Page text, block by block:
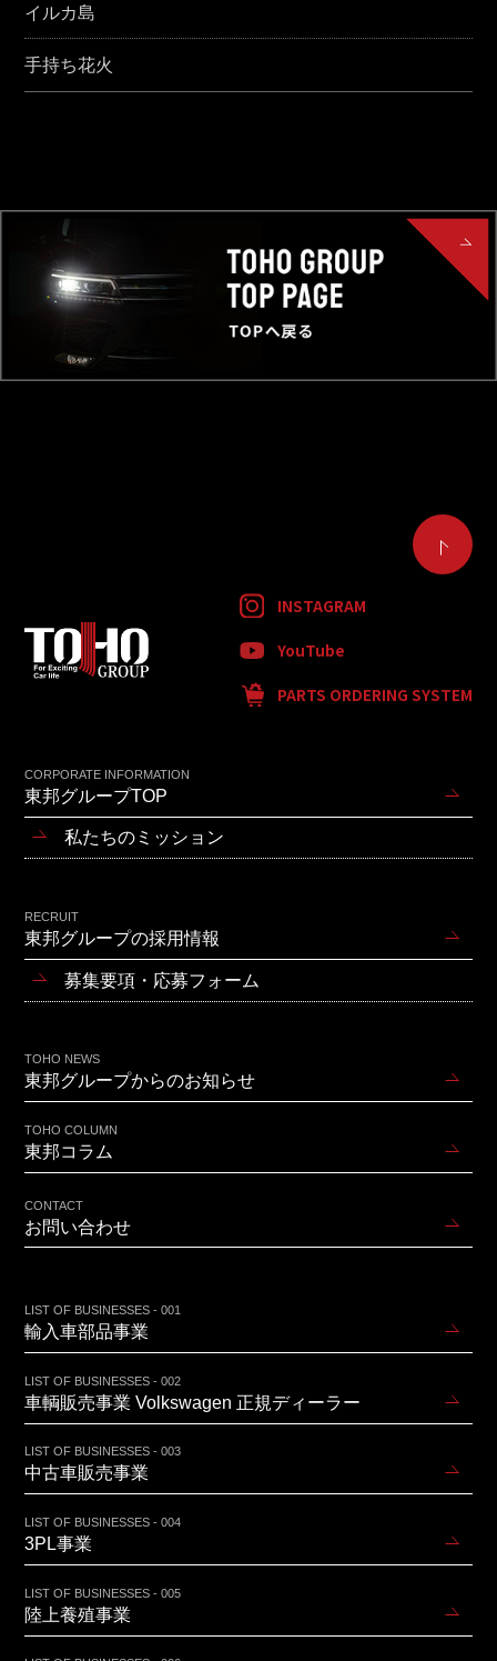
イルカ島
手持ち花火
INSTAGRAM
YouTube
PARTS ORDERING SYSTEM
CORPORATE INFORMATION
東邦グループTOP
私たちのミッション
RECRUIT
東邦グループの採用情報
募集要項・応募フォーム
TOHO NEWS
東邦グループからのお知らせ
TOHO COLUMN
東邦コラム
CONTACT
お問い合わせ
LIST OF BUSINESSES - 001
輸入車部品事業
LIST OF BUSINESSES - 002
車輌販売事業 Volkswagen 正規ディーラー
LIST OF BUSINESSES - 003
中古車販売事業
LIST OF BUSINESSES - 004
3PL事業
LIST OF BUSINESSES - 005
陸上養殖事業